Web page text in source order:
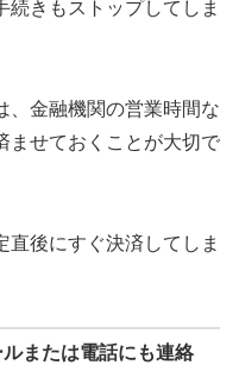
きもストップしてしま
、金融機関の営業時間な
ませておくことが大切で
後にすぐ決済してしま
または電話にも連絡